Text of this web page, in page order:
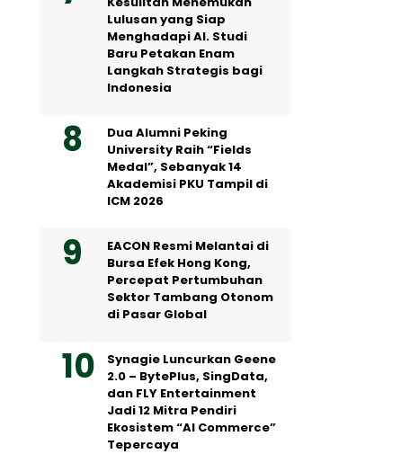
Lulusan yang Siap
Menghadapi AI. Studi
Baru Petakan Enam
Langkah Strategis bagi
Indonesia
Dua Alumni Peking
University Raih “Fields
Medal”, Sebanyak 14
Akademisi PKU Tampil di
ICM 2026
EACON Resmi Melantai di
Bursa Efek Hong Kong,
Percepat Pertumbuhan
Sektor Tambang Otonom
di Pasar Global
Synagie Luncurkan Geene
2.0 – BytePlus, SingData,
dan FLY Entertainment
Jadi 12 Mitra Pendiri
Ekosistem “AI Commerce”
Tepercaya